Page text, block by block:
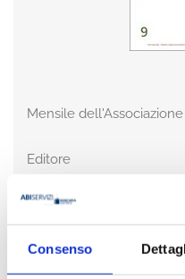
Consenso
Mensile
Editore
2021
Disponibilità